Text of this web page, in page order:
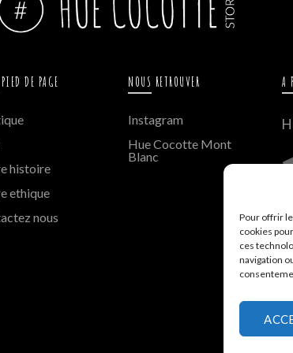
Pour offrir
cookies
ces
navigation
DE PAGE
histoire
ethique
nous
NOUS RETROUVER
Instagram
Hue Cocotte Mont
Blanc
A